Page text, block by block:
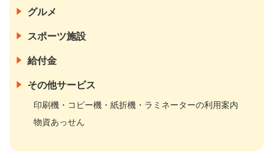
グルメ
スポーツ施設
給付金
その他サービス
印刷機・コピー機・紙折機・ラミネーターの利用案内
物資あっせん